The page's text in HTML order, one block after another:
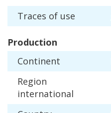
Traces of use
Production
Continent
Region
international